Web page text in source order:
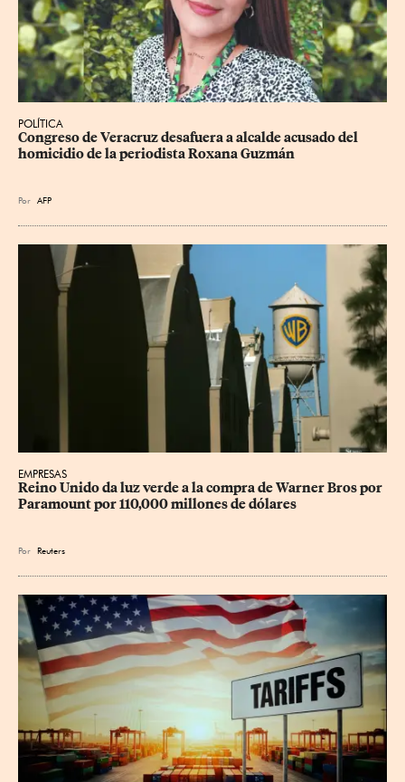
POLÍTICA
Congreso de Veracruz desafuera a alcalde acusado del
homicidio de la periodista Roxana Guzmán
Por AFP
EMPRESAS
Reino Unido da luz verde a la compra de Warner Bros por
Paramount por 110,000 millones de dólares
Por Reuters